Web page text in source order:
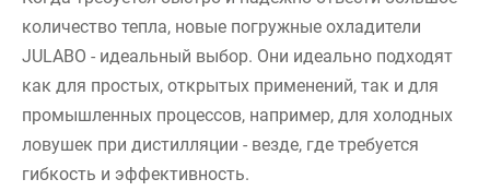
количество тепла, новые погружные охладители
JULABO - идеальный выбор. Они идеально подходят
как для простых, открытых применений, так и для
промышленных процессов, например, для холодных
ловушек при дистилляции - везде, где требуется
гибкость и эффективность.